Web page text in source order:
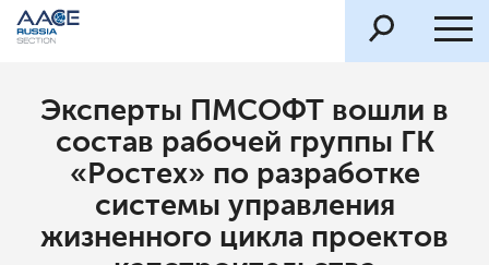
Эксперты ПМСОФТ вошли в
состав рабочей группы ГК
«Ростех» по разработке
системы управления
жизненного цикла проектов